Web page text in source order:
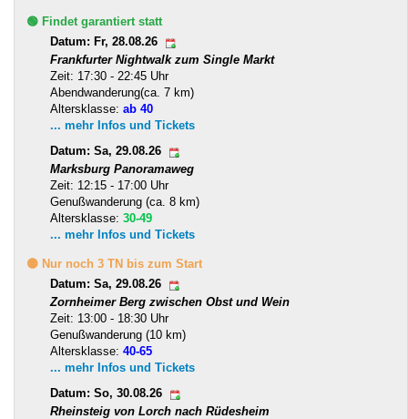
🟢 Findet garantiert statt
Datum: Fr, 28.08.26
Frankfurter Nightwalk zum Single Markt
Zeit: 17:30 - 22:45 Uhr
Abendwanderung(ca. 7 km)
Altersklasse: ab 40
... mehr Infos und Tickets
Datum: Sa, 29.08.26
Marksburg Panoramaweg
Zeit: 12:15 - 17:00 Uhr
Genußwanderung (ca. 8 km)
Altersklasse: 30-49
... mehr Infos und Tickets
🟡 Nur noch 3 TN bis zum Start
Datum: Sa, 29.08.26
Zornheimer Berg zwischen Obst und Wein
Zeit: 13:00 - 18:30 Uhr
Genußwanderung (10 km)
Altersklasse: 40-65
... mehr Infos und Tickets
Datum: So, 30.08.26
Rheinsteig von Lorch nach Rüdesheim